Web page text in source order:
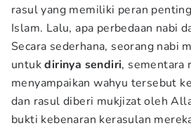
rasul yang memiliki peran
Islam. Lalu, apa perbedaan nabi
Secara sederhana, seorang nabi
untukdirinya sendiri, sementara
menyampaikan wahyu tersebut
dan rasul diberi mukjizat oleh
bukti kebenaran kerasulan